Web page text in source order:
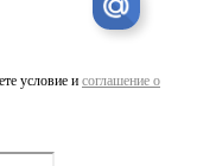
условие и соглашение о